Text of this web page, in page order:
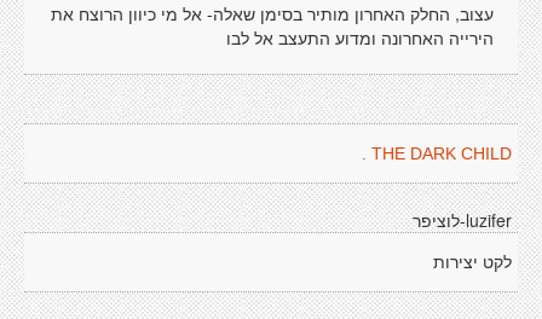
עצוב, החלק האחרון מותיר בסימן שאלה- אל מי כיוון הרוצח את
הירייה האחרונה ומדוע התעצב אל לבו
THE DARK CHILD .
luzifer-לוציפר
לקט יצירות